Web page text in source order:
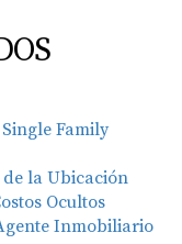
Family
la Ubicación
Ocultos
Inmobiliario